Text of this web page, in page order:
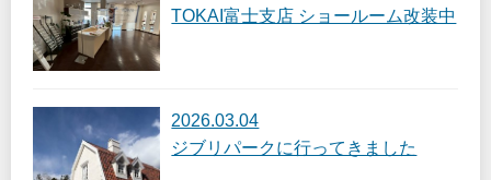
TOKAI富士支店 ショールーム改装中
2026.03.04
ジブリパークに行ってきました